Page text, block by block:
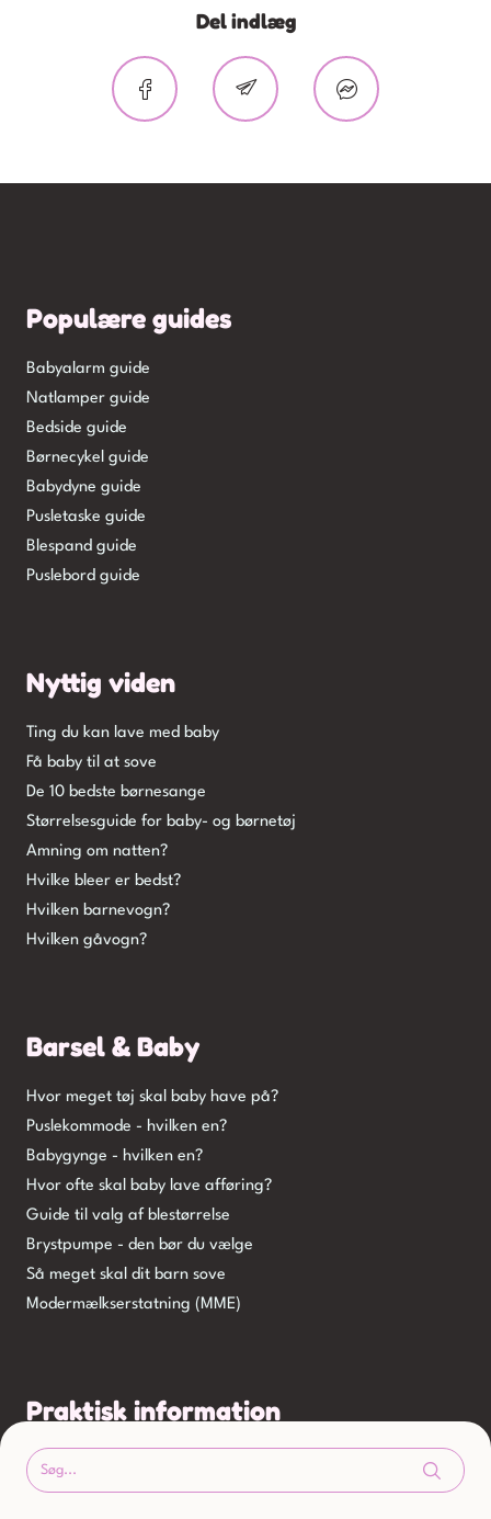
Del indlæg
Populære guides
Babyalarm guide
Natlamper guide
Bedside guide
Børnecykel guide
Babydyne guide
Pusletaske guide
Blespand guide
Puslebord guide
Nyttig viden
Ting du kan lave med baby
Få baby til at sove
De 10 bedste børnesange
Størrelsesguide for baby- og børnetøj
Amning om natten?
Hvilke bleer er bedst?
Hvilken barnevogn?
Hvilken gåvogn?
Barsel & Baby
Hvor meget tøj skal baby have på?
Puslekommode - hvilken en?
Babygynge - hvilken en?
Hvor ofte skal baby lave afføring?
Guide til valg af blestørrelse
Brystpumpe - den bør du vælge
Så meget skal dit barn sove
Modermælkserstatning (MME)
Praktisk information
Kontakt
Om os